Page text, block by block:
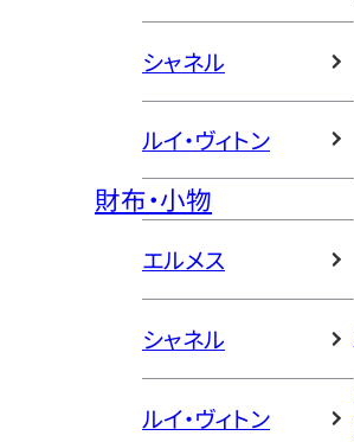
シャネル
ルイ・ヴィトン
財布・小物
エルメス
シャネル
ルイ・ヴィトン